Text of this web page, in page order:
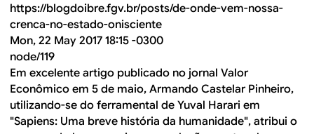
https://blogdoibre.fgv.br/posts/de-onde-vem-nossa-
crenca-no-estado-onisciente
Mon, 22 May 2017 18:15 -0300
node/119
Em excelente artigo publicado no jornal Valor
Econômico em 5 de maio, Armando Castelar Pinheiro,
utilizando-se do ferramental de Yuval Harari em
"Sapiens: Uma breve história da humanidade", atribui o